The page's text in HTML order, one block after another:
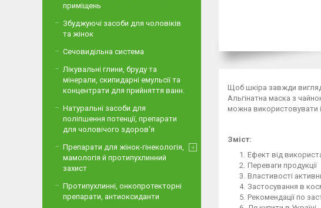
Щоб шкіра завжди
Альгінатна маска з
можна використовувати
Зміст:
Ефект від
Переваги продукції
Властивості
Застосування в
Рекомендації по
приміщень
Збуджуючі засоби для чоловіків
та жінок
Сечовидільна система
Лікувальні глини, бруду та
мінерали, скипидарні емульсії та
концентрати для прийняття ванн.
Натуральні засоби для
поліпшення потенції, препарати
для чоловічого здоров'я
Препарати для жінок-гінекологія,
мамологія й протипухлинний
захист
Протипухлинні, онкопротекторні
препарати, антиоксиданти